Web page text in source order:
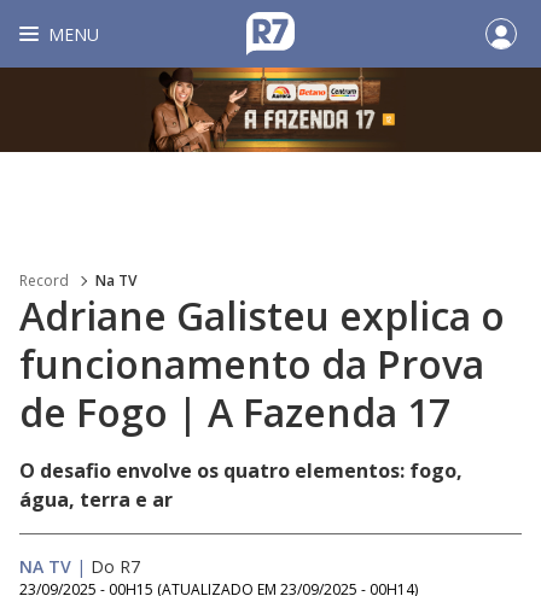
MENU
Record Na TV
Adriane Galisteu explica o
funcionamento da Prova
de Fogo | A Fazenda 17
O desafio envolve os quatro elementos: fogo,
água, terra e ar
NA TV | Do R7
23/09/2025 - 00H15 (ATUALIZADO EM 23/09/2025 - 00H14)